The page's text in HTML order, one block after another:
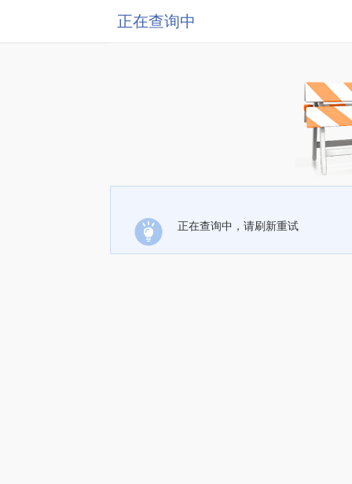
正在查询中
正在查询中，请刷新重试